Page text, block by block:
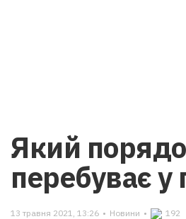
Який
перебуває у
13 травня 2021, 13:26 • Новини • 192